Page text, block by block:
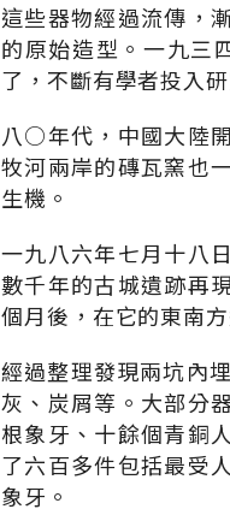
這些器物經過流傳，
的原始造型。一九三
了，不斷有學者投入
八○年代，中國大陸
牧河兩岸的磚瓦窯也
生機。
一九八六年七月十八
數千年的古城遺跡再
個月後，在它的東南
經過整理發現兩坑內
灰、炭屑等。大部分
根象牙、十餘個青銅
了六百多件包括最受
象牙。